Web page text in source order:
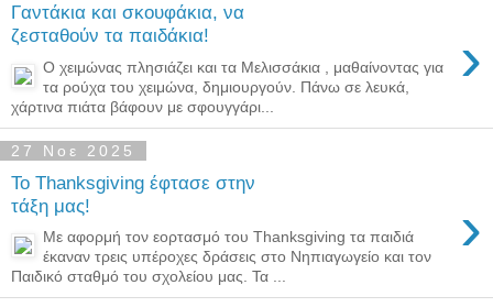
Γαντάκια και σκουφάκια, να
ζεσταθούν τα παιδάκια!
›
Ο χειμώνας πλησιάζει και τα Μελισσάκια , μαθαίνοντας για
τα ρούχα του χειμώνα, δημιουργούν. Πάνω σε λευκά,
χάρτινα πιάτα βάφουν με σφουγγάρι...
27 Νοε 2025
Το Thanksgiving έφτασε στην
τάξη μας!
›
Με αφορμή τον εορτασμό του Thanksgiving τα παιδιά
έκαναν τρεις υπέροχες δράσεις στο Νηπιαγωγείο και τον
Παιδικό σταθμό του σχολείου μας. Τα ...